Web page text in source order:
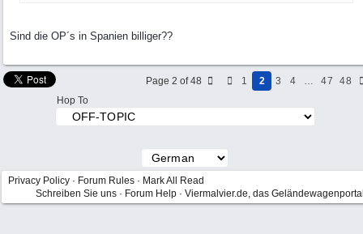
Sind die OP´s in Spanien billiger??
Page 2 of 48 1 2 3 4 … 47
48
Hop To
Privacy Policy · Forum Rules · Mark All Read
Schreiben Sie uns · Forum Help · Viermalvier.de, das